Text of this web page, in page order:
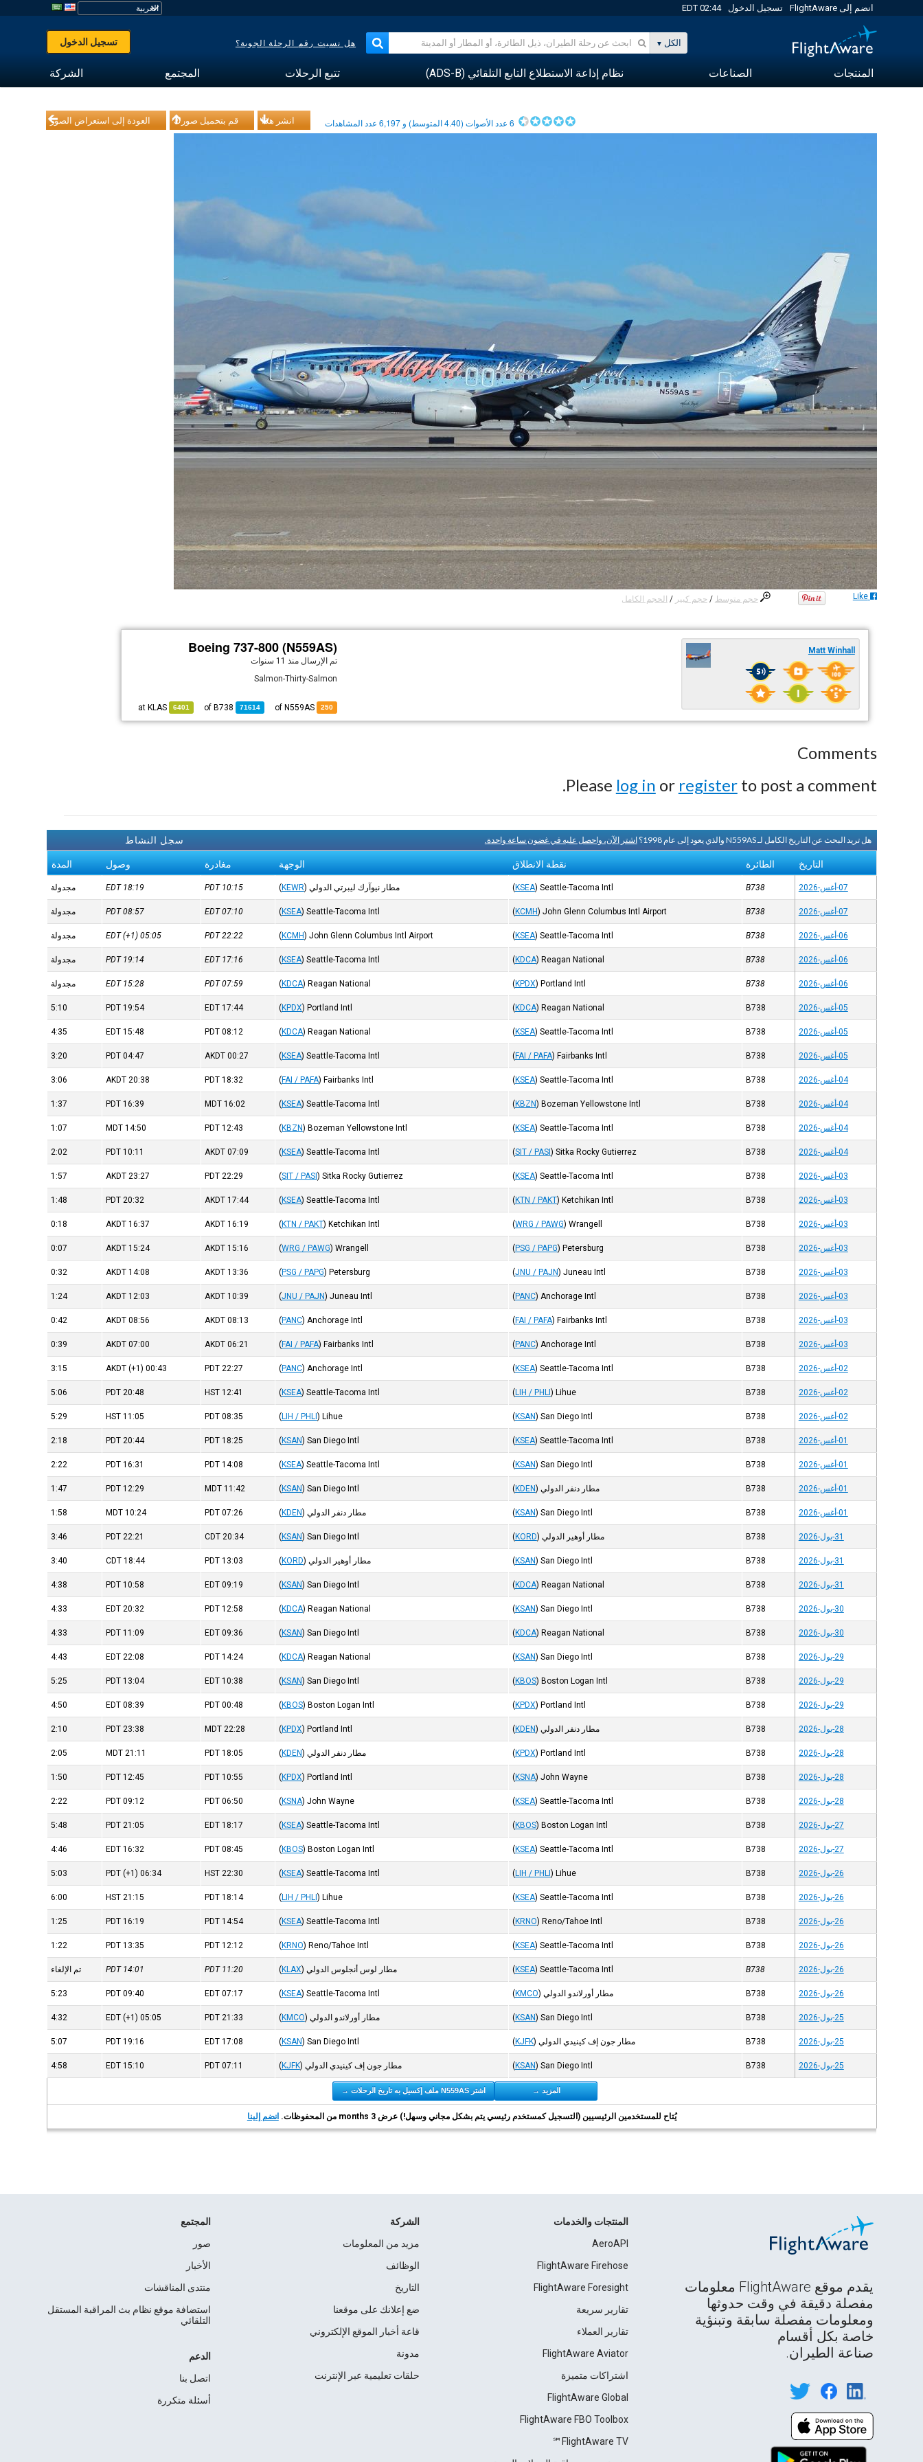
انضم إلى FlightAware تسجيل الدخول 02:44 EDT
الكل هل نسيت رقم الرحلة الجوية؟ تسجيل الدخول
المنتجات الصناعات نظام إذاعة الاستطلاع التابع التلقائي (ADS-B) تتبع الرحلات المجتمع الشركة
العودة إلى استعراض الصور قم بتحميل صورك انشر هذا 6عدد الأصوات (4.40المتوسط) و 6,197عدد المشاهدات
حجم متوسط / حجم كبير / الحجم الكامل Like
Boeing 737-800 (N559AS)
تم الإرسال منذ 11 سنوات
Salmon-Thirty-Salmon
250
71614
B738
6401
KLAS
Matt Winhall
Comments
Please log in or registerto post a comment.
سجل النشاط هل تريد البحث عن التاريخ الكامل لـ N559AS والذي يعود إلى عام 1998؟ اشتر الآن، واحصل عليه في غضون ساعة واحدة.
التاريخ الطائرة نقطة الانطلاق الوجهة مغادرة وصول المدة
07-أغس-2026 B738
Seattle-Tacoma Intl
(KSEA) مطار نيوآرك ليبرتي الدولي (KEWR)
10:15
PDT
18:19
EDT مجدولة
07-أغس-2026 B738
John Glenn Columbus Intl Airport
(KCMH)
Seattle-Tacoma Intl
(KSEA)
07:10
EDT
08:57
PDT مجدولة
06-أغس-2026 B738
Seattle-Tacoma Intl
(KSEA)
John Glenn Columbus Intl Airport
(KCMH)
22:22
PDT
05:05
EDT(+1) مجدولة
06-أغس-2026 B738
Reagan National
(KDCA)
Seattle-Tacoma Intl
(KSEA)
17:16
EDT
19:14
PDT مجدولة
06-أغس-2026 B738
Portland Intl
(KPDX)
Reagan National
(KDCA)
07:59
PDT
15:28
EDT مجدولة
05-أغس-2026 B738
Reagan National
(KDCA)
Portland Intl
(KPDX)
17:44
EDT
19:54
PDT
5:10
05-أغس-2026 B738
Seattle-Tacoma Intl
(KSEA)
Reagan National
(KDCA)
08:12
PDT
15:48
EDT
4:35
05-أغس-2026 B738
Fairbanks Intl
(FAI / PAFA)
Seattle-Tacoma Intl
(KSEA)
00:27
AKDT
04:47
PDT
3:20
04-أغس-2026 B738
Seattle-Tacoma Intl
(KSEA)
Fairbanks Intl
(FAI / PAFA)
18:32
PDT
20:38
AKDT
3:06
04-أغس-2026 B738
Bozeman Yellowstone Intl
(KBZN)
Seattle-Tacoma Intl
(KSEA)
16:02
MDT
16:39
PDT
1:37
04-أغس-2026 B738
Seattle-Tacoma Intl
(KSEA)
Bozeman Yellowstone Intl
(KBZN)
12:43
PDT
14:50
MDT
1:07
04-أغس-2026 B738
Sitka Rocky Gutierrez
(SIT / PASI )
Seattle-Tacoma Intl
(KSEA)
07:09
AKDT
10:11
PDT
2:02
03-أغس-2026 B738
Seattle-Tacoma Intl
(KSEA)
Sitka Rocky Gutierrez
(SIT / PASI )
22:29
PDT
23:27
AKDT
1:57
03-أغس-2026 B738
Ketchikan Intl
(KTN / PAKT)
Seattle-Tacoma Intl
(KSEA)
17:44
AKDT
20:32
PDT
1:48
03-أغس-2026 B738
Wrangell
(WRG / PAWG)
Ketchikan Intl
(KTN / PAKT)
16:19
AKDT
16:37
AKDT
0:18
03-أغس-2026 B738
Petersburg
(PSG / PAPG)
Wrangell
(WRG / PAWG)
15:16
AKDT
15:24
AKDT
0:07
03-أغس-2026 B738
Juneau Intl
(JNU / PAJN)
Petersburg
(PSG / PAPG)
13:36
AKDT
14:08
AKDT
0:32
03-أغس-2026 B738
Anchorage Intl
(PANC)
Juneau Intl
(JNU / PAJN)
10:39
AKDT
12:03
AKDT
1:24
03-أغس-2026 B738
Fairbanks Intl
(FAI / PAFA)
Anchorage Intl
(PANC)
08:13
AKDT
08:56
AKDT
0:42
03-أغس-2026 B738
Anchorage Intl
(PANC)
Fairbanks Intl
(FAI / PAFA)
06:21
AKDT
07:00
AKDT
0:39
02-أغس-2026 B738
Seattle-Tacoma Intl
(KSEA)
Anchorage Intl
(PANC)
22:27
PDT
00:43
AKDT(+1)
3:15
02-أغس-2026 B738
Lihue
(LIH / PHLI )
Seattle-Tacoma Intl
(KSEA)
12:41
HST
20:48
PDT
5:06
02-أغس-2026 B738
San Diego Intl
(KSAN)
Lihue
(LIH / PHLI )
08:35
PDT
11:05
HST
5:29
01-أغس-2026 B738
Seattle-Tacoma Intl
(KSEA)
San Diego Intl
(KSAN)
18:25
PDT
20:44
PDT
2:18
01-أغس-2026 B738
San Diego Intl
(KSAN)
Seattle-Tacoma Intl
(KSEA)
14:08
PDT
16:31
PDT
2:22
01-أغس-2026 B738 مطار دنفر الدولي (KDEN)
San Diego Intl
(KSAN)
11:42
MDT
12:29
PDT
1:47
01-أغس-2026 B738
San Diego Intl
(KSAN) مطار دنفر الدولي (KDEN)
07:26
PDT
10:24
MDT
1:58
31-يول-2026 B738 مطار أوهير الدولي (KORD)
San Diego Intl
(KSAN)
20:34
CDT
22:21
PDT
3:46
31-يول-2026 B738
San Diego Intl
(KSAN) مطار أوهير الدولي (KORD)
13:03
PDT
18:44
CDT
3:40
31-يول-2026 B738
Reagan National
(KDCA)
San Diego Intl
(KSAN)
09:19
EDT
10:58
PDT
4:38
30-يول-2026 B738
San Diego Intl
(KSAN)
Reagan National
(KDCA)
12:58
PDT
20:32
EDT
4:33
30-يول-2026 B738
Reagan National
(KDCA)
San Diego Intl
(KSAN)
09:36
EDT
11:09
PDT
4:33
29-يول-2026 B738
San Diego Intl
(KSAN)
Reagan National
(KDCA)
14:24
PDT
22:08
EDT
4:43
29-يول-2026 B738
Boston Logan Intl
(KBOS)
San Diego Intl
(KSAN)
10:38
EDT
13:04
PDT
5:25
29-يول-2026 B738
Portland Intl
(KPDX)
Boston Logan Intl
(KBOS)
00:48
PDT
08:39
EDT
4:50
28-يول-2026 B738 مطار دنفر الدولي (KDEN)
Portland Intl
(KPDX)
22:28
MDT
23:38
PDT
2:10
28-يول-2026 B738
Portland Intl
(KPDX) مطار دنفر الدولي (KDEN)
18:05
PDT
21:11
MDT
2:05
28-يول-2026 B738
John Wayne
(KSNA)
Portland Intl
(KPDX)
10:55
PDT
12:45
PDT
1:50
28-يول-2026 B738
Seattle-Tacoma Intl
(KSEA)
John Wayne
(KSNA)
06:50
PDT
09:12
PDT
2:22
27-يول-2026 B738
Boston Logan Intl
(KBOS)
Seattle-Tacoma Intl
(KSEA)
18:17
EDT
21:05
PDT
5:48
27-يول-2026 B738
Seattle-Tacoma Intl
(KSEA)
Boston Logan Intl
(KBOS)
08:45
PDT
16:32
EDT
4:46
26-يول-2026 B738
Lihue
(LIH / PHLI )
Seattle-Tacoma Intl
(KSEA)
22:30
HST
06:34
PDT(+1)
5:03
26-يول-2026 B738
Seattle-Tacoma Intl
(KSEA)
Lihue
(LIH / PHLI )
18:14
PDT
21:15
HST
6:00
26-يول-2026 B738
Reno/Tahoe Intl
(KRNO)
Seattle-Tacoma Intl
(KSEA)
14:54
PDT
16:19
PDT
1:25
26-يول-2026 B738
Seattle-Tacoma Intl
(KSEA)
Reno/Tahoe Intl
(KRNO)
12:12
PDT
13:35
PDT
1:22
26-يول-2026 B738
Seattle-Tacoma Intl
(KSEA) مطار لوس أنجلوس الدولي (KLAX)
11:20
PDT
14:01
PDT تم الإلغاء
26-يول-2026 B738 مطار أورلاندو الدولي (KMCO)
Seattle-Tacoma Intl
(KSEA)
07:17
EDT
09:40
PDT
5:23
25-يول-2026 B738
San Diego Intl
(KSAN) مطار أورلاندو الدولي (KMCO)
21:33
PDT
05:05
EDT(+1)
4:32
25-يول-2026 B738 مطار جون إف كينيدي الدولي (KJFK)
San Diego Intl
(KSAN)
17:08
EDT
19:16
PDT
5:07
25-يول-2026 B738
San Diego Intl
(KSAN) مطار جون إف كينيدي الدولي (KJFK)
07:11
PDT
15:10
EDT
4:58
المزيد → اشتر N559AS ملف إكسيل به تاريخ الرحلات →
يُتاح للمستخدمين الرئيسيين (التسجيل كمستخدم رئيسي يتم بشكل مجاني وسهل!) عرض 3 months من المحفوظات. انضم إلينا
يقدم موقع FlightAware معلومات
مفصلة دقيقة في وقت حدوثها
ومعلومات مفصلة سابقة وتبنؤية
خاصة بكل أقسام
صناعة الطيران.
المنتجات والخدمات
AeroAPI
FlightAware Firehose
FlightAware Foresight
تقارير سريعة
تقارير العملاء
FlightAware Aviator
اشتراكات متميزة
FlightAware Global
FlightAware FBO Toolbox
FlightAware TV℠
الشركة
مزيد من المعلومات
الوظائف
التاريخ
ضع إعلانك على موقعنا
قاعة أخبار الموقع الإلكتروني
مدونة
حلقات تعليمية عبر الإنترنت
المجتمع
صور
الأخبار
منتدى المناقشات
استضافة موقع نظام بث المراقبة المستقل
التلقائي
الدعم
اتصل بنا
أسئلة متكررة